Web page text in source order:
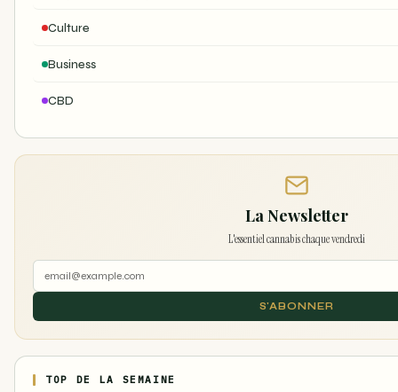
Culture
Business
CBD
La Newsletter
L'essentiel cannabis chaque vendredi
S'ABONNER
TOP DE LA SEMAINE